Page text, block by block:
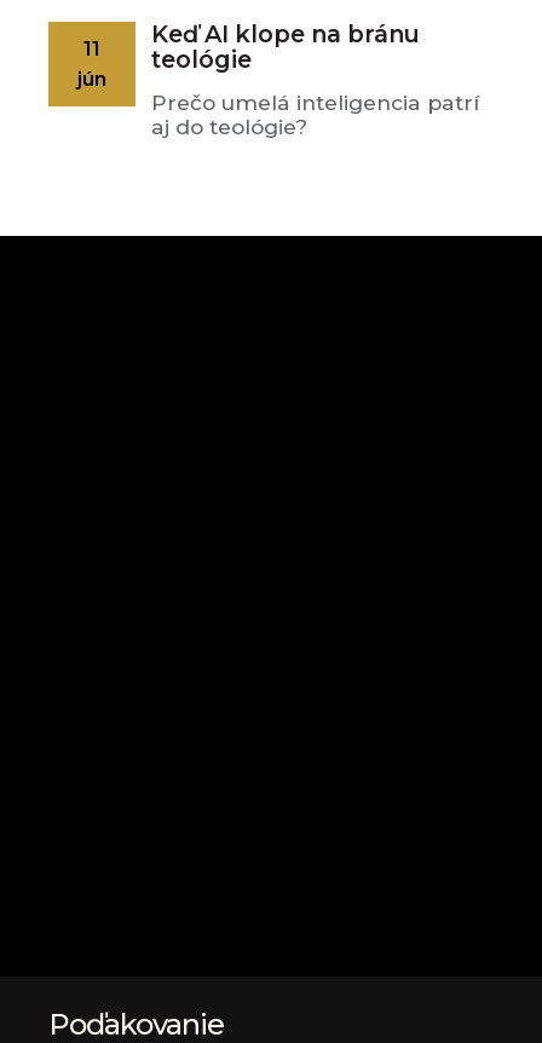
Keď AI klope na bránu
teológie
11
jún
Prečo umelá inteligencia patrí
aj do teológie?
Poďakovanie